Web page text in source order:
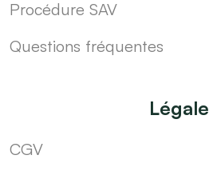
Procédure SAV
Questions fréquentes
Légale
CGV